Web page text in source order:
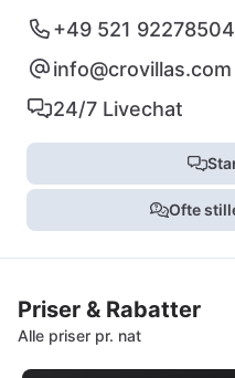
+49 521 92278504
info@crovillas.com
24/7 Livechat
Ofte
Priser & Rabatter
Alle priser pr. nat